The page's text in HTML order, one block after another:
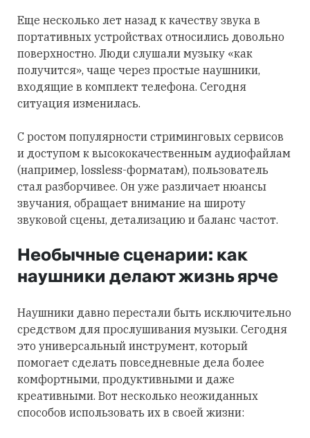
Еще несколько лет назад к качеству звука в
портативных устройствах относились довольно
поверхностно. Люди слушали музыку «как
получится», чаще через простые наушники,
входящие в комплект телефона. Сегодня
ситуация изменилась.
С ростом популярности стриминговых сервисов
и доступом к высококачественным аудиофайлам
(например, lossless-форматам), пользователь
стал разборчивее. Он уже различает нюансы
звучания, обращает внимание на широту
звуковой сцены, детализацию и баланс частот.
Необычные сценарии: как
наушники делают жизнь ярче
Наушники давно перестали быть исключительно
средством для прослушивания музыки. Сегодня
это универсальный инструмент, который
помогает сделать повседневные дела более
комфортными, продуктивными и даже
креативными. Вот несколько неожиданных
способов использовать их в своей жизни: